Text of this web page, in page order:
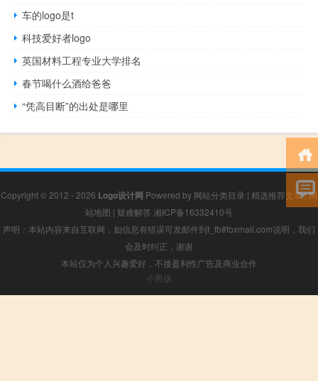
车的logo是t
科技爱好者logo
英国材料工程专业大学排名
春节喝什么酒给爸爸
“凭高目断”的出处是哪里
Copyright © 2012 - 2026 Logo设计网 Powered by 网站分类目录 | 精选推荐文章|网
站地图 | 疑难解答 湘ICP备16332410号
声明：本站内容来自互联网，如信息有错误可发邮件到f_fb#foxmail.com说明，我们
会及时纠正，谢谢
本站仅为个人兴趣爱好，不接盈利性广告及商业合作
小男孩